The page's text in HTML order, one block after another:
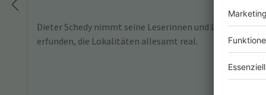
Dieter Schedy nimmt seine Leserinnen und Leser in
erfunden, die Lokalitäten allesamt real.